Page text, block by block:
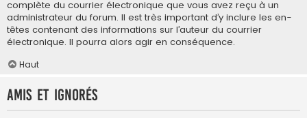
complète du courrier électronique que vous avez reçu à un
administrateur du forum. Il est très important d’y inclure les en-
têtes contenant des informations sur l’auteur du courrier
électronique. Il pourra alors agir en conséquence.
Haut
Amis et ignorés